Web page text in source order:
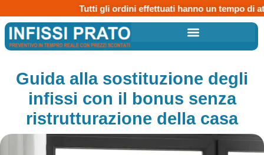
Tutti gli ordini effettuati hanno un tempo di
Guida alla sostituzione degli
infissi con il bonus senza
ristrutturazione della casa